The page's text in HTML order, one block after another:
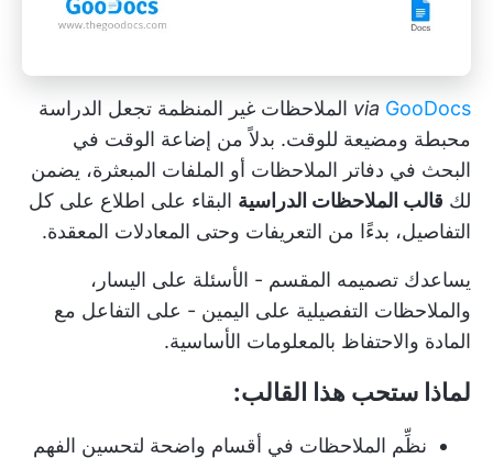
via GooDocs
الملاحظات غير المنظمة تجعل الدراسة
محبطة ومضيعة للوقت. بدلاً من إضاعة الوقت في
البحث في دفاتر الملاحظات أو الملفات المبعثرة، يضمن
لك قالب الملاحظات الدراسية البقاء على اطلاع على كل
التفاصيل، بدءًا من التعريفات وحتى المعادلات المعقدة.
يساعدك تصميمه المقسم - الأسئلة على اليسار،
والملاحظات التفصيلية على اليمين - على التفاعل مع
المادة والاحتفاظ بالمعلومات الأساسية.
لماذا ستحب هذا القالب:
نظِّم الملاحظات في أقسام واضحة لتحسين الفهم